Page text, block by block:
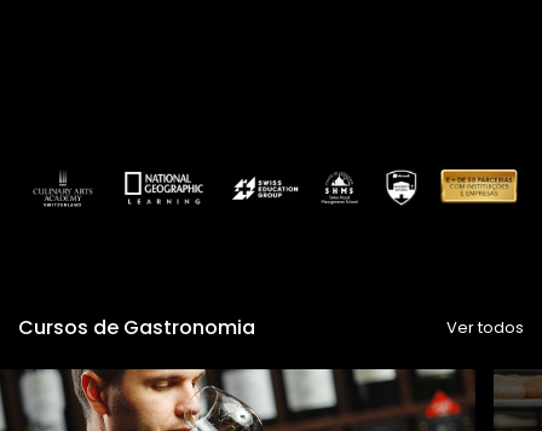
Cursos de Gastronomia Ver todos